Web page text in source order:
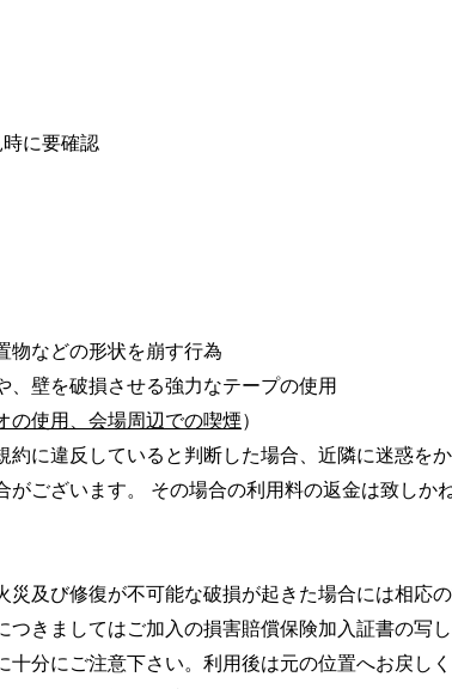
に要確認
物などの形状を崩す行為
、壁を破損させる強力なテープの使用
の使用、会場周辺での喫煙）
約に違反していると判断した場合、近隣に迷惑を
ございます。 その場合の利用料の返金は致しかね
及び修復が不可能な破損が起きた場合には相応
きましてはご加入の損害賠償保険加入証書の写し
分にご注意下さい。利用後は元の位置へお戻しく